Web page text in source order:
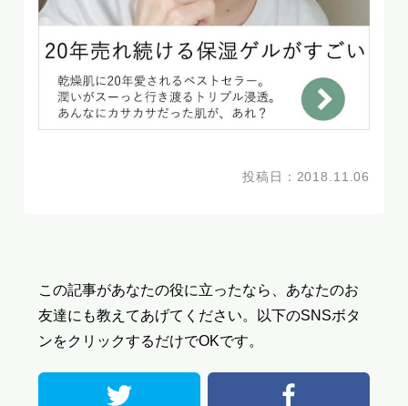
投稿日：2018.11.06
この記事があなたの役に立ったなら、あなたのお
友達にも教えてあげてください。
以下のSNSボタ
ンをクリックするだけでOKです。